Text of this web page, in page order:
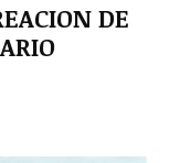
DE